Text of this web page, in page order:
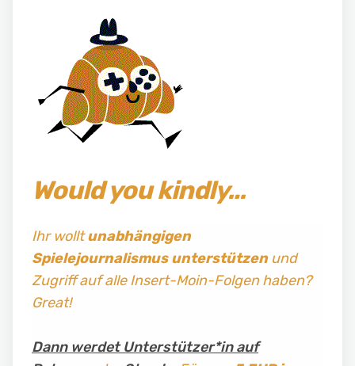
Would you kindly…
Ihr wolltunabhängigen
Spielejournalismus unterstützenund
Zugriff auf alle Insert-Moin-Folgen haben?
Great!
Dann werdet Unterstützer*in auf